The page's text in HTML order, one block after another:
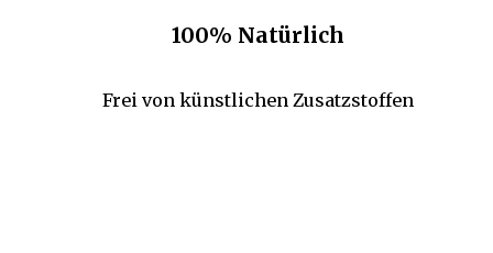
100% Natürlich
Frei von künstlichen Zusatzstoffen